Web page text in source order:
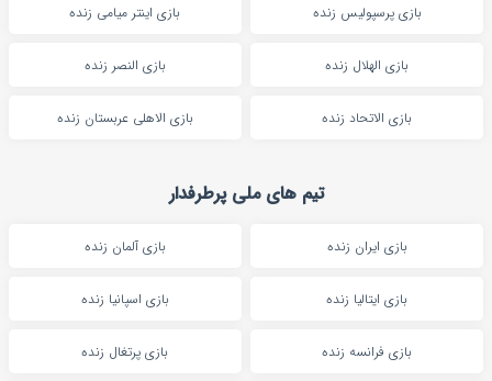
بازی پرسپولیس زنده بازی اینتر میامی زنده
بازی الهلال زنده بازی النصر زنده
بازی الاتحاد زنده بازی الاهلی عربستان زنده
تیم های ملی پرطرفدار
بازی ایران زنده بازی آلمان زنده
بازی ایتالیا زنده بازی اسپانیا زنده
بازی فرانسه زنده بازی پرتغال زنده